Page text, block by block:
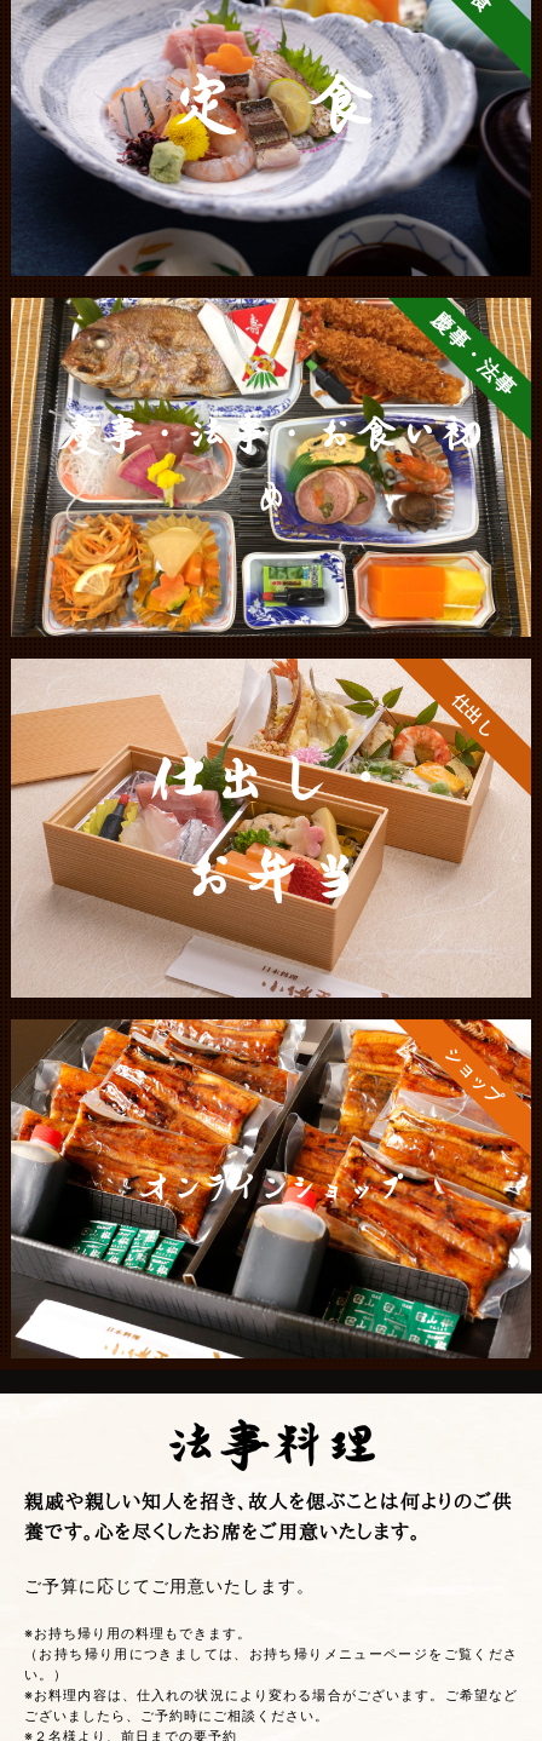
定 食
慶事・法事・お食い初
め
慶事・法事
仕出し・
お弁当
仕出し
オンラインショップ
ショップ
法事料理
親戚や親しい知人を招き、故人を偲ぶことは何よりのご供
養です。心を尽くしたお席をご用意いたします。
ご予算に応じてご用意いたします。
※お持ち帰り用の料理もできます。
（お持ち帰り用につきましては、お持ち帰りメニューページをご覧くださ
い。）
※お料理内容は、仕入れの状況により変わる場合がございます。ご希望など
ございましたら、ご予約時にご相談ください。
※２名様より、前日までの要予約